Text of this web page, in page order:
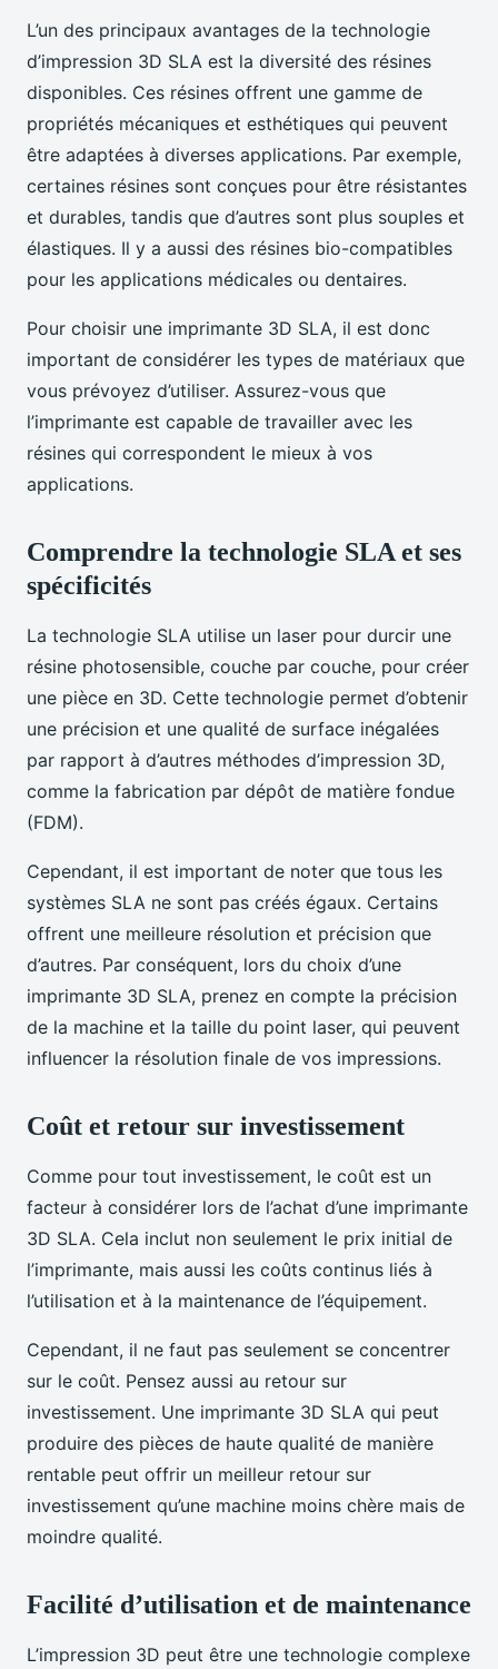
L’un des principaux avantages de la technologie
d’impression 3D SLA est la diversité des résines
disponibles. Ces résines offrent une gamme de
propriétés mécaniques et esthétiques qui peuvent
être adaptées à diverses applications. Par exemple,
certaines résines sont conçues pour être résistantes
et durables, tandis que d’autres sont plus souples et
élastiques. Il y a aussi des résines bio-compatibles
pour les applications médicales ou dentaires.
Pour choisir une imprimante 3D SLA, il est donc
important de considérer les types de matériaux que
vous prévoyez d’utiliser. Assurez-vous que
l’imprimante est capable de travailler avec les
résines qui correspondent le mieux à vos
applications.
Comprendre la technologie SLA et ses
spécificités
La technologie SLA utilise un laser pour durcir une
résine photosensible, couche par couche, pour créer
une pièce en 3D. Cette technologie permet d’obtenir
une précision et une qualité de surface inégalées
par rapport à d’autres méthodes d’impression 3D,
comme la fabrication par dépôt de matière fondue
(FDM).
Cependant, il est important de noter que tous les
systèmes SLA ne sont pas créés égaux. Certains
offrent une meilleure résolution et précision que
d’autres. Par conséquent, lors du choix d’une
imprimante 3D SLA, prenez en compte la précision
de la machine et la taille du point laser, qui peuvent
influencer la résolution finale de vos impressions.
Coût et retour sur investissement
Comme pour tout investissement, le coût est un
facteur à considérer lors de l’achat d’une imprimante
3D SLA. Cela inclut non seulement le prix initial de
l’imprimante, mais aussi les coûts continus liés à
l’utilisation et à la maintenance de l’équipement.
Cependant, il ne faut pas seulement se concentrer
sur le coût. Pensez aussi au retour sur
investissement. Une imprimante 3D SLA qui peut
produire des pièces de haute qualité de manière
rentable peut offrir un meilleur retour sur
investissement qu’une machine moins chère mais de
moindre qualité.
Facilité d’utilisation et de maintenance
L’impression 3D peut être une technologie complexe